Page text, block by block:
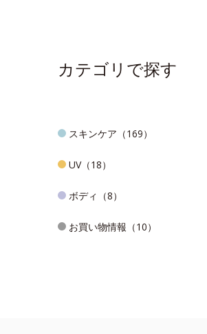
カテゴリで探す
スキンケア（169）
UV（18）
ボディ（8）
お買い物情報（10）